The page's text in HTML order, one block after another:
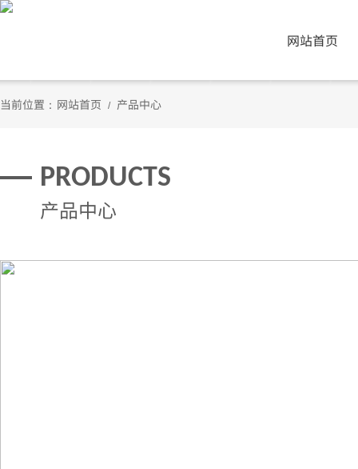
当前位置： 网站首页 / 产品中心
产品中心
PRODUCTS
网站首页